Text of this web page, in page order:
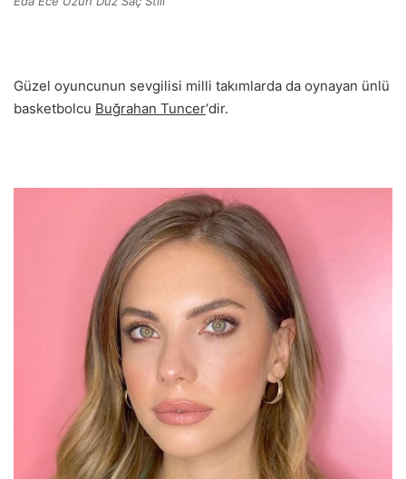
Güzel oyuncunun sevgilisi milli takımlarda da oynayan ünlü
basketbolcu Buğrahan Tuncer‘dir.